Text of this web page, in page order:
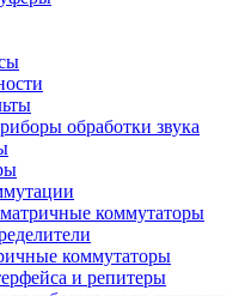
обработки звука
коммутаторы
коммутаторы
и репитеры